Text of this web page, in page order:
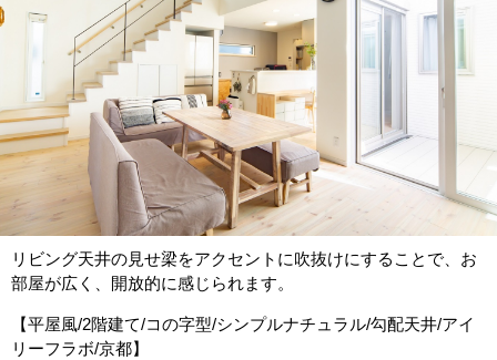
リビング天井の見せ梁をアクセントに吹抜けにすることで、お
部屋が広く、開放的に感じられます。
【平屋風/2階建て/コの字型/シンプルナチュラル/勾配天井/アイ
リーフラボ/京都】